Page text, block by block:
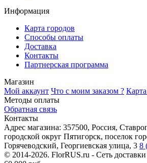
Информация
Карта городов
Способы оплаты
Доставка
Контакты
Партнерская программа
Магазин
Мой аккаунт Что с моим заказом ?
Методы оплаты
Обратная связь
Контакты
Адрес магазина: 357500, Россия,
городской округ Пятигорск, поселок
Горячеводский, Георгиевская улица, 3 8
© 2014-2026. FlorRUS.ru - Сеть доставки